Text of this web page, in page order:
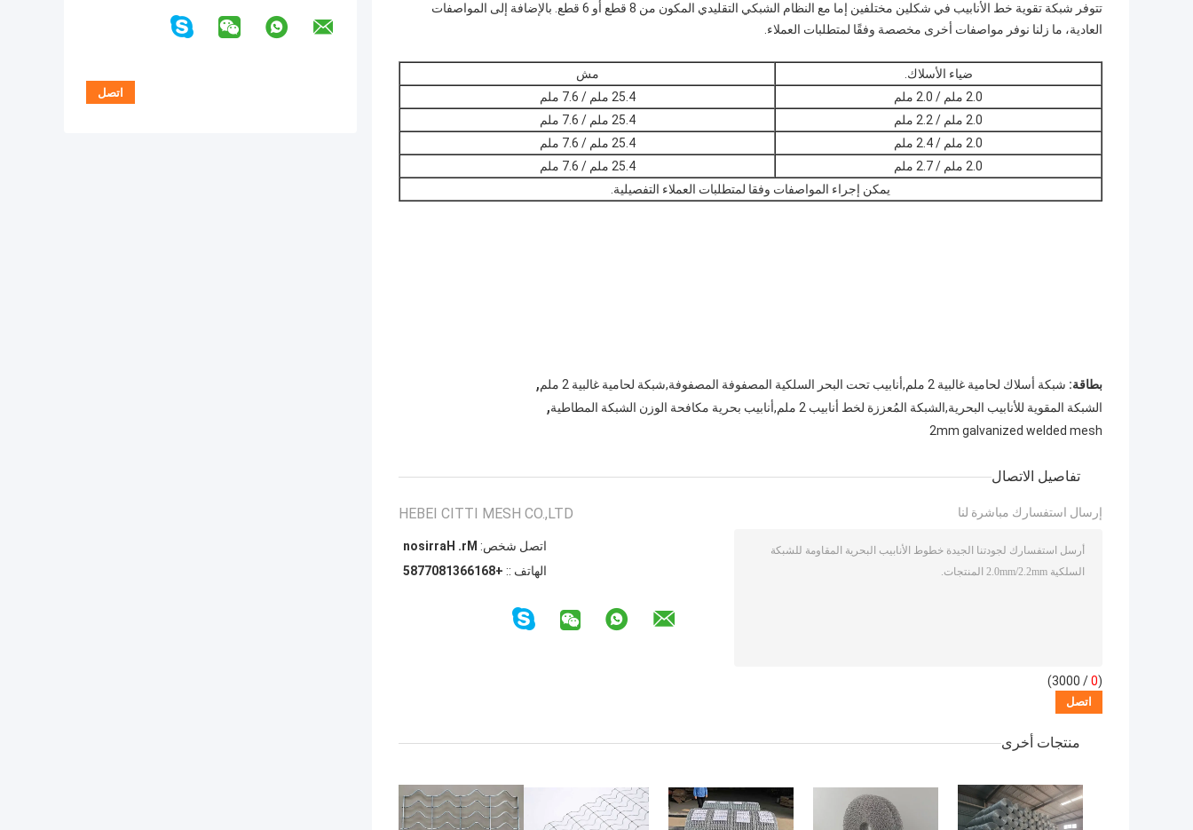
تتوفر شبكة تقوية خط الأنابيب في شكلين مختلفين إما مع النظام الشبكي التقليدي المكون من 8 قطع أو 6 قطع. بالإضافة إلى المواصفات
العادية، ما زلنا نوفر مواصفات أخرى مخصصة وفقًا لمتطلبات العملاء.
ضياء الأسلاك.
مش
2.0 ملم / 2.0 ملم
25.4 ملم / 7.6 ملم
2.0 ملم / 2.2 ملم
25.4 ملم / 7.6 ملم
2.0 ملم / 2.4 ملم
25.4 ملم / 7.6 ملم
2.0 ملم / 2.7 ملم
25.4 ملم / 7.6 ملم
يمكن إجراء المواصفات وفقا لمتطلبات العملاء التفصيلية.
بطاقة: شبكة أسلاك لحامية غالبية 2 ملم,أنابيب تحت البحر السلكية المصفوفة المصفوفة,شبكة لحامية غالبية 2 ملم ,
الشبكة المقوية للأنابيب البحرية,الشبكة المُعززة لخط أنابيب 2 ملم,أنابيب بحرية مكافحة الوزن الشبكة المطاطية ,
2mm galvanized welded mesh
تفاصيل الاتصال
HEBEI CITTI MESH CO.,LTD
اتصل شخص: Mr. Harrison
الهاتف :: +8616631807785
إرسال استفسارك مباشرة لنا
(
0
/ 3000)
منتجات أخرى